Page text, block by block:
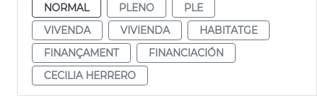
NORMAL
PLENO
PLE
VIVENDA
VIVIENDA
HABITATGE
FINANÇAMENT
FINANCIACIÓN
CECILIA HERRERO